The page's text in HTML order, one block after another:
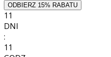
ODBIERZ 15% RABATU
11
DNI
:
11